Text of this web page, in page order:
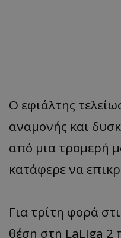
Ο εφιάλτης
αναμονής και
από μια τρομερή
κατάφερε να
Για τρίτη φορά
θέση στη LaLiga 2